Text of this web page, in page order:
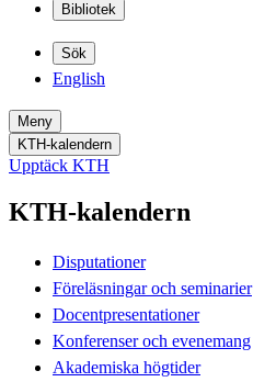
Bibliotek
Sök
English
Meny
KTH-kalendern
Upptäck KTH
KTH-kalendern
Disputationer
Föreläsningar och seminarier
Docentpresentationer
Konferenser och evenemang
Akademiska högtider